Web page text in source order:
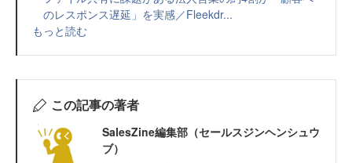
のレスポンス遅延」を実感／Fleekdr...
もっと読む
この記事の著者
SalesZine編集部（セールスジンヘンシュウ
ブ）